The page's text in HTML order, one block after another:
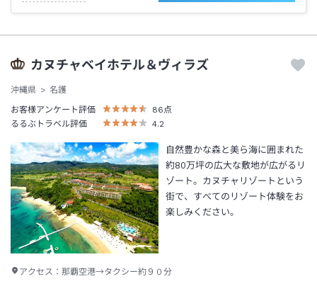
カヌチャベイホテル＆ヴィラズ
沖縄県
名護
お客様アンケート評価
86点
るるぶトラベル評価
4.2
自然豊かな森と美ら海に囲まれた
約80万坪の広大な敷地が広がるリ
ゾート。カヌチャリゾートという
街で、すべてのリゾート体験をお
楽しみください。
アクセス： 那覇空港→タクシー約９０分